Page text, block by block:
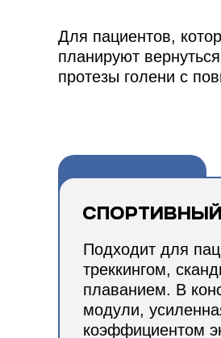
Для пациентов,
планируют
протезы голени с
Подходит для
треккингом,
плаванием. В
модули,
коэффициентом